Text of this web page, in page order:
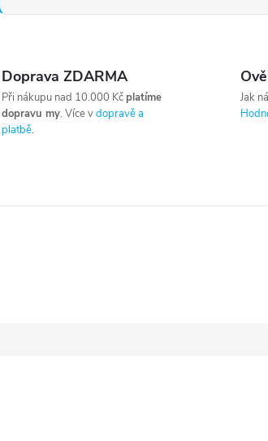
Doprava ZDARMA
Při nákupu nad 10.000 Kčplatíme
dopravu my. Více vdopravě a
platbě.
Jak